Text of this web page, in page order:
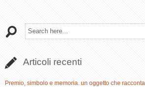
Articoli recenti
Premio, simbolo e memoria. un oggetto che racconta